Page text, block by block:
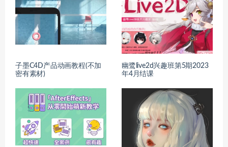
子墨C4D产品动画教程(不加
密有素材)
幽鹭live2d兴趣班第5期2023
年4月结课